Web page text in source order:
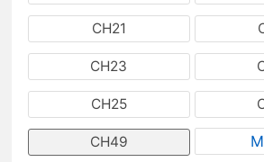
CH21
CH23
CH25
CH49